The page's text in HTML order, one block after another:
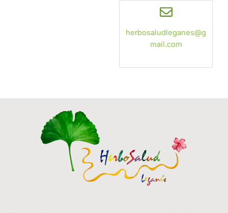
herbosaludleganes@g
mail.com